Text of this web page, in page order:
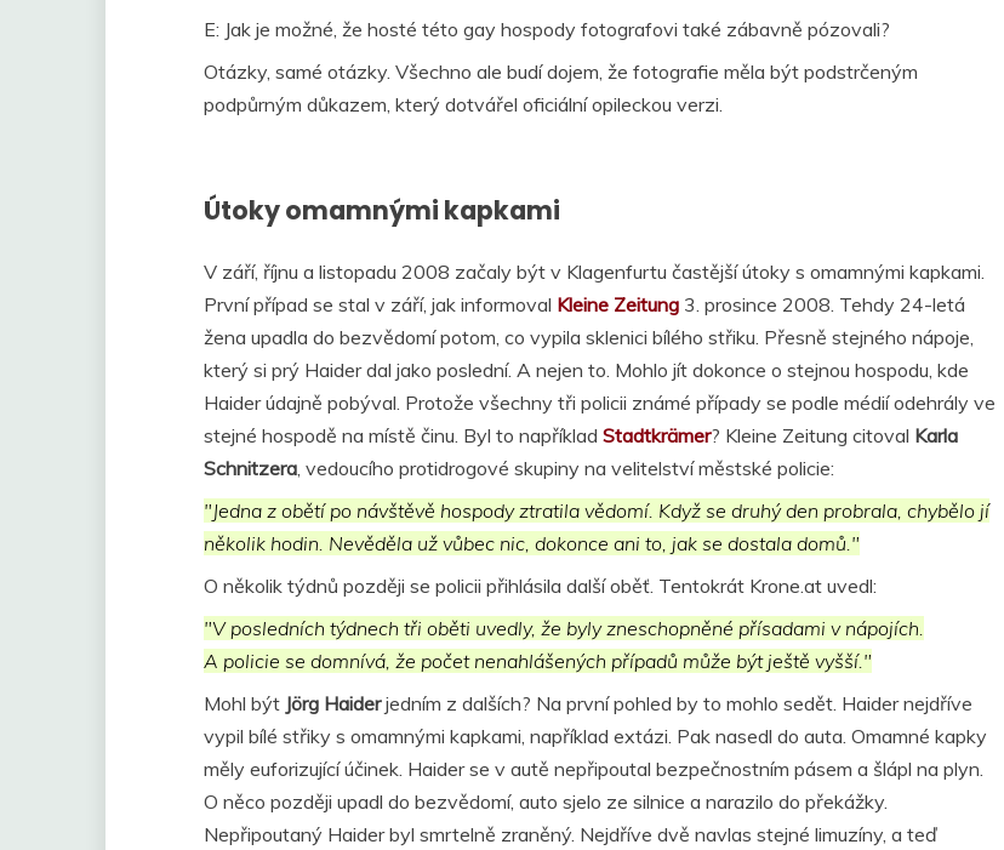
E: Jak je možné, že hosté této gay hospody fotografovi také zábavně pózovali?
Otázky, samé otázky. Všechno ale budí dojem, že fotografie měla být podstrčeným
podpůrným důkazem, který dotvářel oficiální opileckou verzi.
Útoky omamnými kapkami
V září, říjnu a listopadu 2008 začaly být v Klagenfurtu častější útoky s omamnými kapkami.
První případ se stal v září, jak informoval Kleine Zeitung 3. prosince 2008. Tehdy 24-letá
žena upadla do bezvědomí potom, co vypila sklenici bílého střiku. Přesně stejného nápoje,
který si prý Haider dal jako poslední. A nejen to. Mohlo jít dokonce o stejnou hospodu, kde
Haider údajně pobýval. Protože všechny tři policii známé případy se podle médií odehrály ve
stejné hospodě na místě činu. Byl to například Stadtkrämer? Kleine Zeitung citoval Karla
Schnitzera, vedoucího protidrogové skupiny na velitelství městské policie:
"Jedna z obětí po návštěvě hospody ztratila vědomí. Když se druhý den probrala, chybělo jí
několik hodin. Nevěděla už vůbec nic, dokonce ani to, jak se dostala domů."
O několik týdnů později se policii přihlásila další oběť. Tentokrát Krone.at uvedl:
"V posledních týdnech tři oběti uvedly, že byly zneschopněné přísadami v nápojích.
A policie se domnívá, že počet nenahlášených případů může být ještě vyšší."
Mohl být Jörg Haiderjedním z dalších? Na první pohled by to mohlo sedět. Haider nejdříve
vypil bílé střiky s omamnými kapkami, například extázi. Pak nasedl do auta. Omamné kapky
měly euforizující účinek. Haider se v autě nepřipoutal bezpečnostním pásem a šlápl na plyn.
O něco později upadl do bezvědomí, auto sjelo ze silnice a narazilo do překážky.
Nepřipoutaný Haider byl smrtelně zraněný. Nejdříve dvě navlas stejné limuzíny, a teď